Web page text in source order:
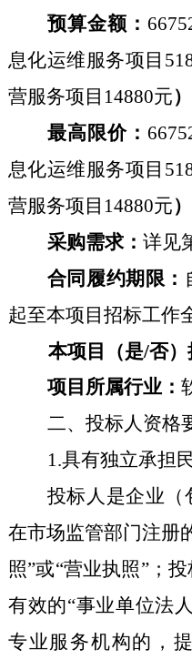
预算金额：
息化运维服务项目
营服务项目 14880元）
最高限价：
息化运维服务项目
营服务项目 14880元）
采购需求： 详见
合同履约期限：
起至本项目招标工作
本项目（是/否）
项目所属行业：
二、投标人资格
1.具有独立承担
投标人是企业（
在市场监管部门注册
照”或“营业执照”；
有效的“事业单位法
专业服务机构的，